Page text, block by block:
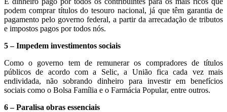
podem comprar títulos do tesouro nacional, já que têm garantia de
pagamento pelo governo federal, a partir da arrecadação de tributos
e impostos pagos por todos nós.
5 – Impedem investimentos sociais
Como o governo tem de remunerar os compradores de títulos
públicos de acordo com a Selic, a União fica cada vez mais
endividada, não sobrando dinheiro para investir em benefícios
sociais como o Bolsa Família e o Farmácia Popular, entre outros.
6 – Paralisa obras essenciais